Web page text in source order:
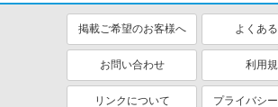
掲載ご希望のお客様へ よくあ
お問い合わせ 利用
リンクについて プライバシ